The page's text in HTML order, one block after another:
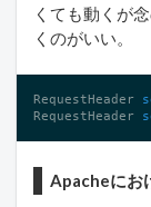
くても動くが
くのがいい。
RequestHeader
RequestHeader
Apacheにお